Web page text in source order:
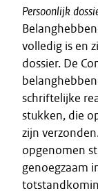
Persoonlijk
volledig is en
dossier. De
schriftelijke
stukken, die
zijn
opgenomen
genoegzaam